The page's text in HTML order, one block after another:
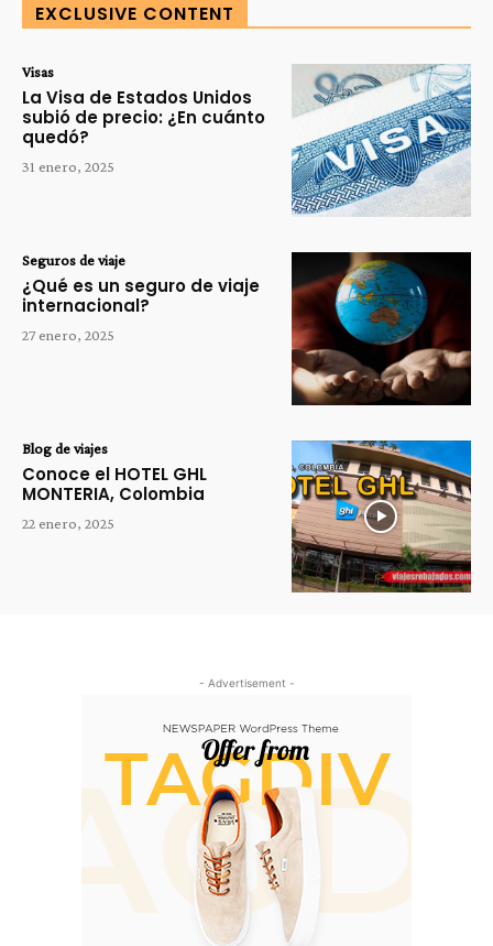
EXCLUSIVE CONTENT
Visas
La Visa de Estados Unidos
subió de precio: ¿En cuánto
quedó?
31 enero, 2025
Seguros de viaje
¿Qué es un seguro de viaje
internacional?
27 enero, 2025
Blog de viajes
Conoce el HOTEL GHL
MONTERIA, Colombia
22 enero, 2025
- Advertisement -